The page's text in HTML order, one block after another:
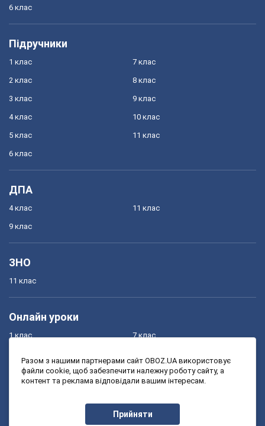
6 клас
Підручники
1 клас
2 клас
3 клас
4 клас
5 клас
6 клас
7 клас
8 клас
9 клас
10 клас
11 клас
ДПА
4 клас
9 клас
11 клас
ЗНО
11 клас
Онлайн уроки
1 клас
3 клас
7 клас
9 клас
Разом з нашими партнерами сайт OBOZ.UA використовує
файли cookie, щоб забезпечити належну роботу сайту, а
контент та реклама відповідали вашим інтересам.
Прийняти